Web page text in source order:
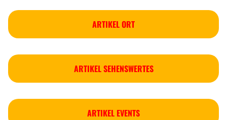
ARTIKEL ORT
ARTIKEL SEHENSWERTES
ARTIKEL EVENTS